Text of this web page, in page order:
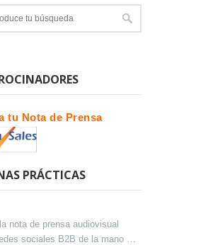
tu Nota de Prensa
PRÁCTICAS
nota de prensa audiovisual
sociales B2B de la mano de